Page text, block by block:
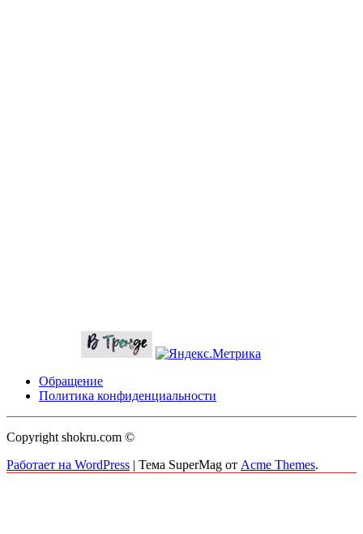
Обращение
Политика конфиденциальности
Copyright shokru.com ©
Работает на WordPress | Тема SuperMag от Acme Themes.